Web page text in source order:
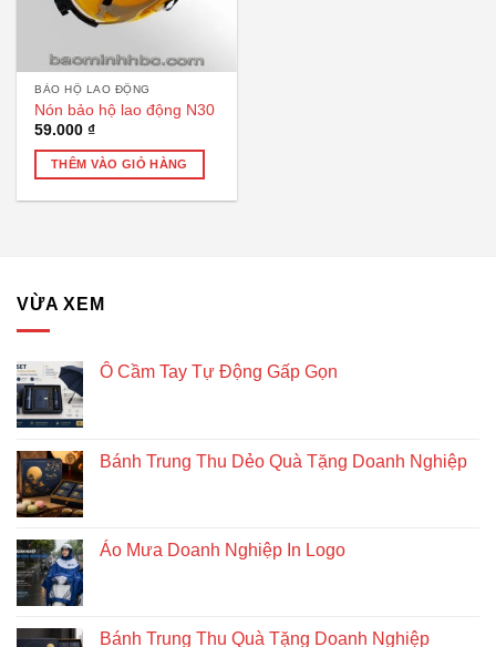
BẢO HỘ LAO ĐỘNG
Nón bảo hộ lao động N30
59.000₫
THÊM VÀO GIỎ HÀNG
VỪA XEM
Ô Cầm Tay Tự Động Gấp Gọn
Bánh Trung Thu Dẻo Quà Tặng Doanh Nghiệp
Áo Mưa Doanh Nghiệp In Logo
Bánh Trung Thu Quà Tặng Doanh Nghiệp